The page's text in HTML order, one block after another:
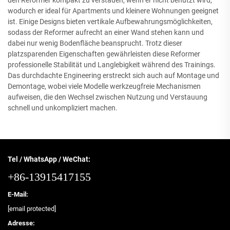
wodurch er ideal für Apartments und kleinere Wohnungen geeignet
ist. Einige Designs bieten vertikale Aufbewahrungsmöglichkeiten,
sodass der Reformer aufrecht an einer Wand stehen kann und
dabei nur wenig Bodenfläche beansprucht. Trotz dieser
platzsparenden Eigenschaften gewährleisten diese Reformer
professionelle Stabilität und Langlebigkeit während des Trainings.
Das durchdachte Engineering erstreckt sich auch auf Montage und
Demontage, wobei viele Modelle werkzeugfreie Mechanismen
aufweisen, die den Wechsel zwischen Nutzung und Verstauung
schnell und unkompliziert machen.
Tel / WhatsApp / WeChat:
+86-13915417155
E-Mail:
[email protected]
Adresse: